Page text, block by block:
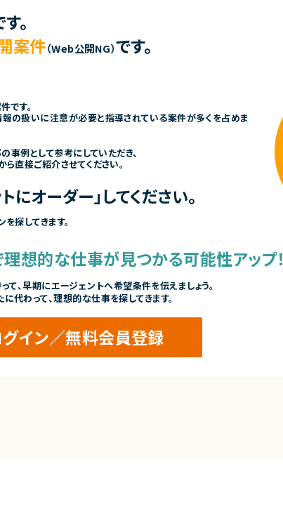
。
案件（Web公開NG）です。
です。
の扱いに注意が必要と指導されている案件が多くを占めま
例として参考にしていただき、
直接ご紹介させてください。
オーダー」してください。
探してきます。
理想的な仕事が見つかる可能性アップ！
て、 早期にエージェントへ希望条件を伝えましょう。
に代わって、理想的な仕事を探してきます。
イン／無料会員登録